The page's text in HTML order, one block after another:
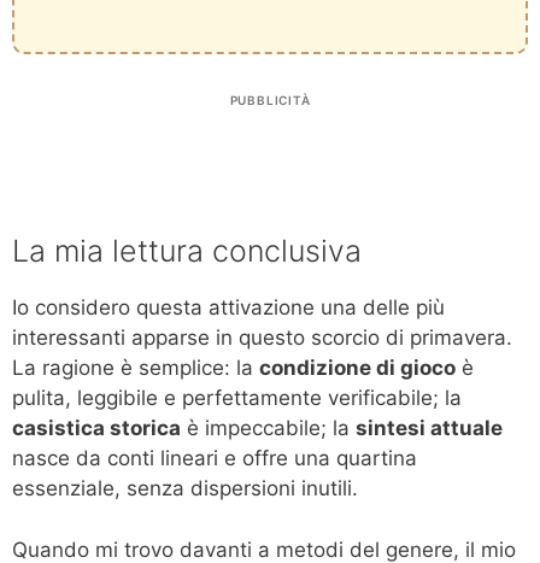
PUBBLICITÀ
La mia lettura conclusiva
Io considero questa attivazione una delle più
interessanti apparse in questo scorcio di primavera.
La ragione è semplice: la condizione di gioco è
pulita, leggibile e perfettamente verificabile; la
casistica storica è impeccabile; la sintesi attuale
nasce da conti lineari e offre una quartina
essenziale, senza dispersioni inutili.
Quando mi trovo davanti a metodi del genere, il mio